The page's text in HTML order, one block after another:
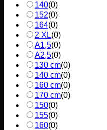
140(0)
152(0)
164(0)
2 XL(0)
A1,5(0)
A2,5(0)
130 cm(0)
140 cm(0)
160 cm(0)
170 cm(0)
150(0)
155(0)
160(0)